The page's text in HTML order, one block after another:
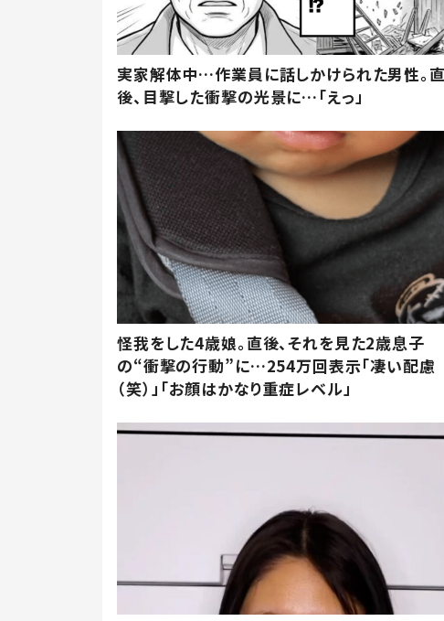
実家解体中…作業員に話しかけられた男性。直
後、目撃した衝撃の光景に…「えっ」
怪我をした4歳娘。直後、それを見た2歳息子
の“衝撃の行動”に…254万回表示「凄い配慮
（笑）」「お顔はかなり重症レベル」